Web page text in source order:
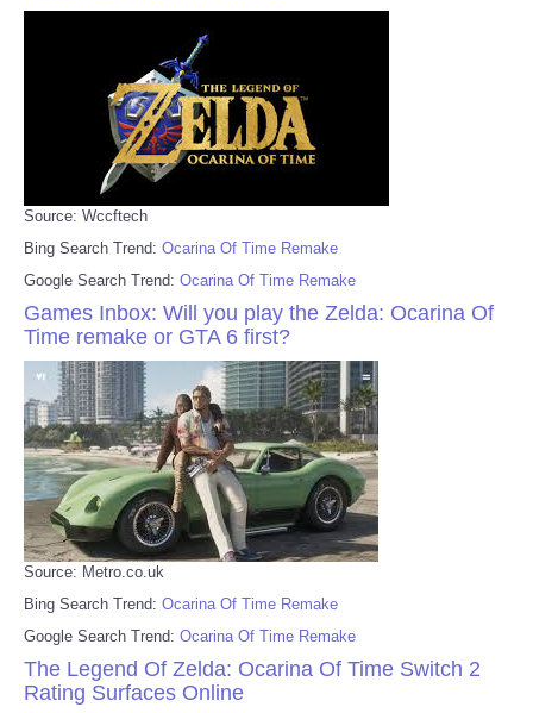
Source: Wccftech
Bing Search Trend: Ocarina Of Time Remake
Google Search Trend: Ocarina Of Time Remake
Games Inbox: Will you play the Zelda: Ocarina Of
Time remake or GTA 6 first?
Source: Metro.co.uk
Bing Search Trend: Ocarina Of Time Remake
Google Search Trend: Ocarina Of Time Remake
The Legend Of Zelda: Ocarina Of Time Switch 2
Rating Surfaces Online